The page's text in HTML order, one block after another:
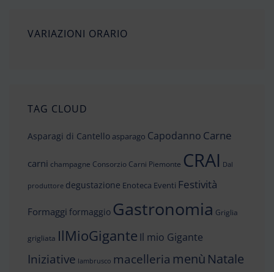
VARIAZIONI ORARIO
TAG CLOUD
Asparagi di Cantello asparago Capodanno Carne
carni champagne Consorzio Carni Piemonte CRAI Dal
produttore degustazione Enoteca Eventi Festività
Formaggi formaggio Gastronomia Griglia
grigliata IlMioGigante Il mio Gigante
Iniziative lambrusco macelleria menù Natale